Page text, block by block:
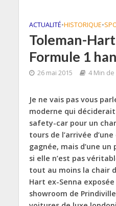
ACTUALITÉ•HISTORIQUE•
Toleman-
Formule 1
26 mai 2015 4 Min
Je ne vais pas vous
moderne qui déciderait
safety-car pour un
tours de l’arrivée
gagnée, mais d’une
si elle n’est pas
tout au moins la chair
Hart ex-Senna
showroom de